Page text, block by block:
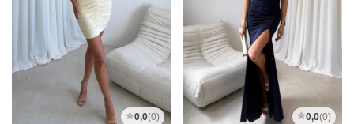
0,0(0) 0,0(0)